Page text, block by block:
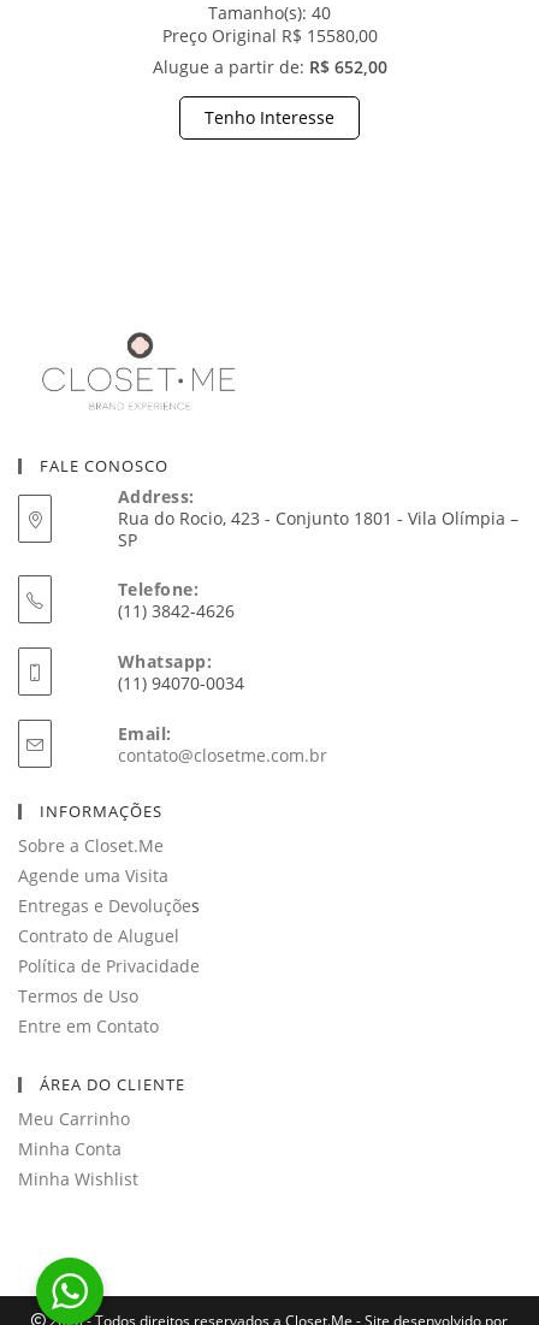
Tamanho(s): 40
Preço Original R$ 15580,00
Alugue a partir de: R$ 652,00
Tenho Interesse
FALE CONOSCO
Address:
Rua do Rocio, 423 - Conjunto 1801 - Vila Olímpia –
SP
Telefone:
(11) 3842-4626
Whatsapp:
(11) 94070-0034
Email:
contato@closetme.com.brAbre
INFORMAÇÕES
Sobre a Closet.Me
Agende uma Visita
Entregas e Devoluções
Contrato de Aluguel
Política de Privacidade
Termos de Uso
Entre em Contato
ÁREA DO CLIENTE
Meu Carrinho
Minha Conta
Minha Wishlist